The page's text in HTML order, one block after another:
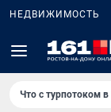
НЕДВИЖИМОСТЬ
Что с турпотоком